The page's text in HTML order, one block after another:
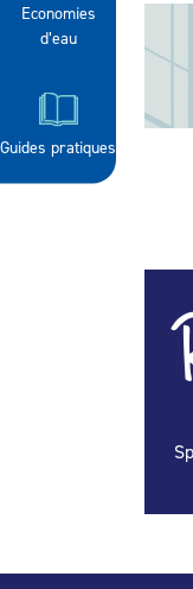
Economies
d’eau
Guides pratiques